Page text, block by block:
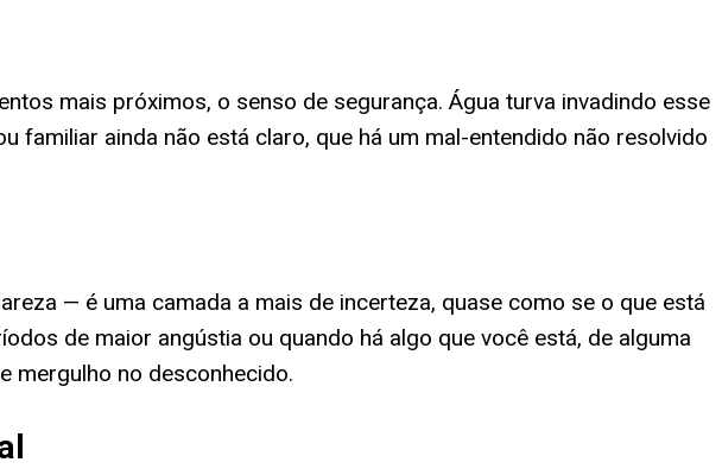
mais próximos, o senso de segurança. Água turva invadindo esse
ainda não está claro, que há um mal-entendido não resolvido
— é uma camada a mais de incerteza, quase como se o que está
de maior angústia ou quando há algo que você está, de alguma
mergulho no desconhecido.